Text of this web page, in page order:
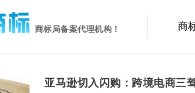
商标局备案代理机构！ 商
亚马逊切入闪购：跨境电商三